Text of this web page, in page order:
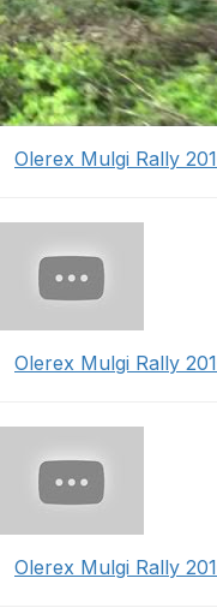
Olerex Mulgi Rally
Olerex Mulgi Rally
Olerex Mulgi Rally